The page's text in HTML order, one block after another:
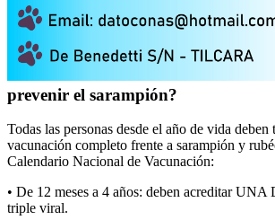
prevenir el sarampión?
Todas las personas desde el año de vida deben
vacunación completo frente a sarampión y
Calendario Nacional de Vacunación:
• De 12 meses a 4 años: deben acreditar UNA
triple viral.